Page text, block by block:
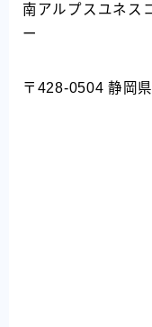
南アルプスユネス
ー
〒428-0504 静岡